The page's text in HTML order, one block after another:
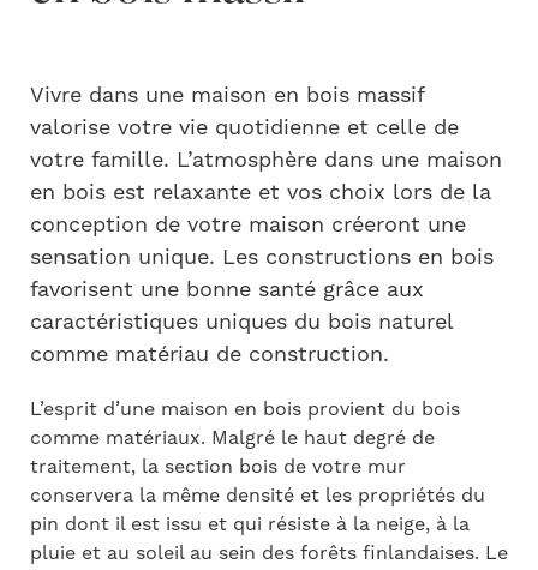
Vivre dans une maison en bois massif
valorise votre vie quotidienne et celle de
votre famille. L’atmosphère dans une maison
en bois est relaxante et vos choix lors de la
conception de votre maison créeront une
sensation unique. Les constructions en bois
favorisent une bonne santé grâce aux
caractéristiques uniques du bois naturel
comme matériau de construction.
L’esprit d’une maison en bois provient du bois
comme matériaux. Malgré le haut degré de
traitement, la section bois de votre mur
conservera la même densité et les propriétés du
pin dont il est issu et qui résiste à la neige, à la
pluie et au soleil au sein des forêts finlandaises. Le